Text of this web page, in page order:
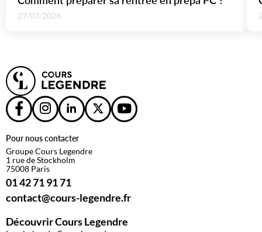
27/07/2026
Pour nous contacter
Groupe Cours Legendre
1 rue de Stockholm
75008 Paris
01 42 71 91 71
contact@cours-legendre.fr
Découvrir Cours Legendre